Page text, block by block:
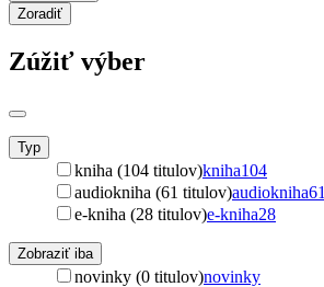
Zoradiť
Zúžiť výber
Typ
kniha (104 titulov)kniha104
audiokniha (61 titulov)audiokniha61
e-kniha (28 titulov)e-kniha28
Zobraziť iba
novinky (0 titulov)novinky